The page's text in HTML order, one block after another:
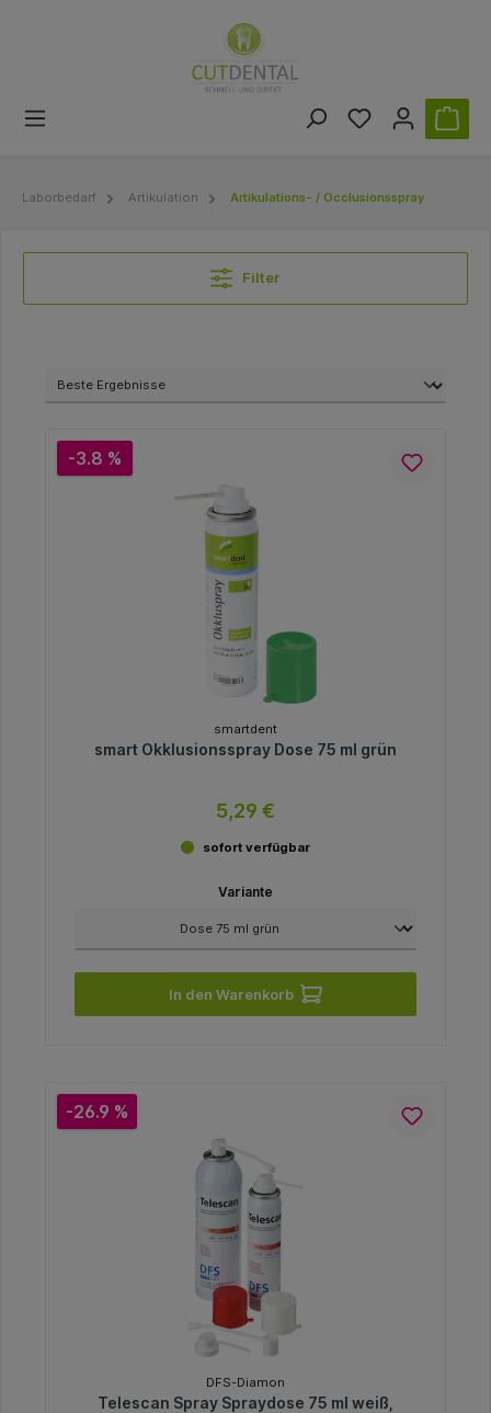
Laborbedarf Artikulation Artikulations- / Occlusionsspray
Filter
-3.8 %
smartdent
smart Okklusionsspray Dose 75 ml grün
5,29 €
sofort verfügbar
Variante
In den Warenkorb
-26.9 %
DFS-Diamon
Telescan Spray Spraydose 75 ml weiß,